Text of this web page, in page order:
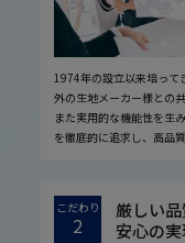
1974年の設立以来培って
外の生地メーカー様との
また実用的な機能性を生
を徹底的に追求し、高品
こだわり
2
厳しい
安心の